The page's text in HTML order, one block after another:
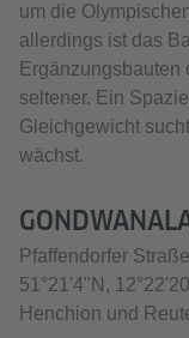
um die
allerdings ist das
seltener. Ein
Gleichgewicht
wächst.
Pfaffendorfer
51°21'4"N,
Henchion und